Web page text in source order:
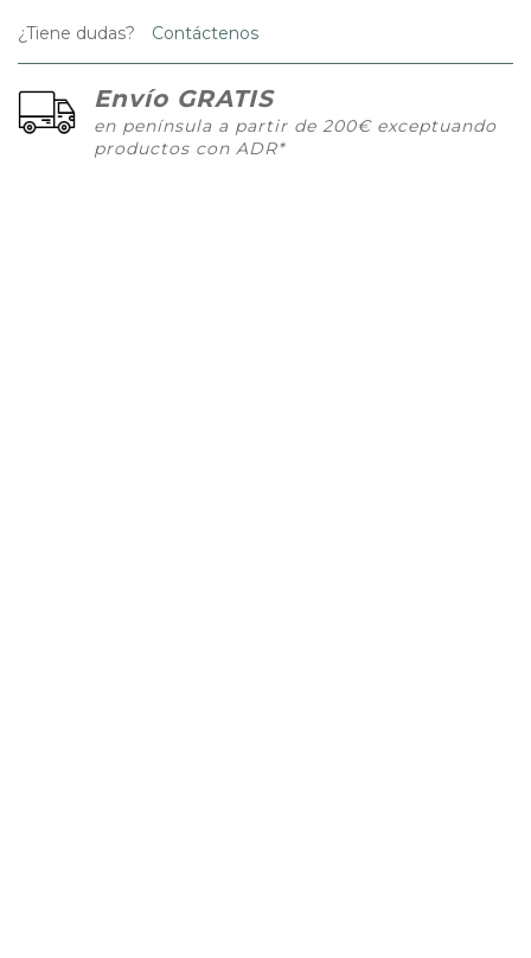
¿Tiene dudas? Contáctenos
Envío GRATIS
en península a partir de 200€ exceptuando
productos con ADR*